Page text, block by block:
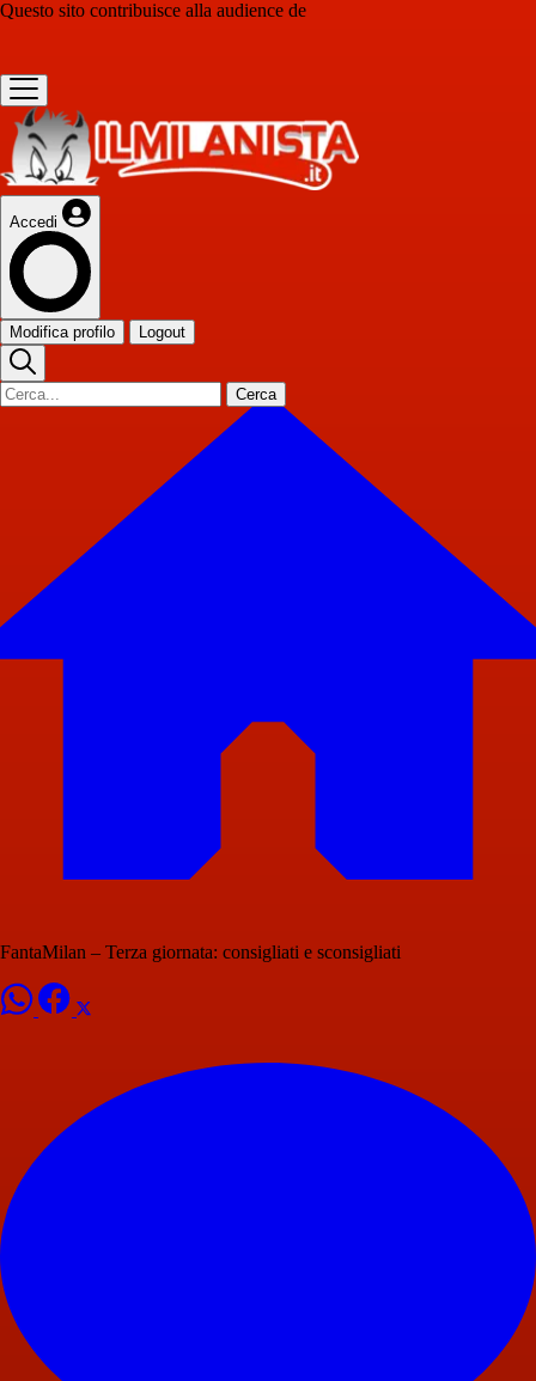
Questo sito contribuisce alla audience de
Accedi
Modifica profilo Logout
Cerca
FantaMilan – Terza giornata: consigliati e sconsigliati